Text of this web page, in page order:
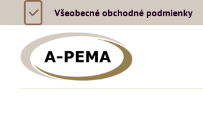
Všeobecné obchodné podmienky